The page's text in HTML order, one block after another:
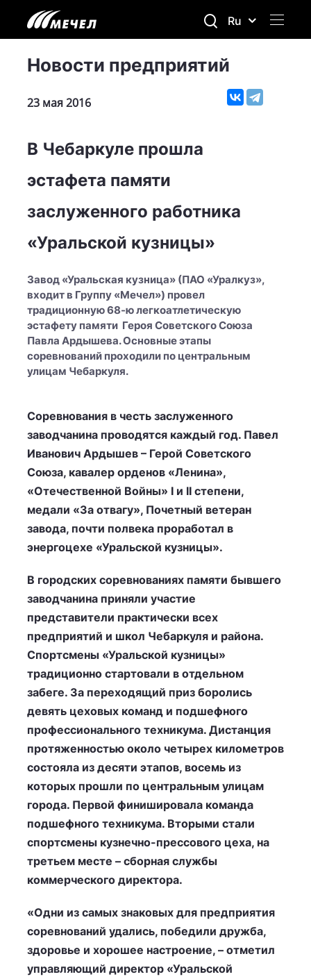
Ru
Новости предприятий
23 мая 2016
В Чебаркуле прошла
эстафета памяти
заслуженного работника
«Уральской кузницы»
Завод «Уральская кузница» (ПАО «Уралкуз»,
входит в Группу «Мечел») провел
традиционную 68-ю легкоатлетическую
эстафету памяти Героя Советского Союза
Павла Ардышева. Основные этапы
соревнований проходили по центральным
улицам Чебаркуля.
Соревнования в честь заслуженного
заводчанина проводятся каждый год. Павел
Иванович Ардышев – Герой Советского
Союза, кавалер орденов «Ленина»,
«Отечественной Войны» I и II степени,
медали «За отвагу», Почетный ветеран
завода, почти полвека проработал в
энергоцехе «Уральской кузницы».
В городских соревнованиях памяти бывшего
заводчанина приняли участие
представители практически всех
предприятий и школ Чебаркуля и района.
Спортсмены «Уральской кузницы»
традиционно стартовали в отдельном
забеге. За переходящий приз боролись
девять цеховых команд и подшефного
профессионального техникума. Дистанция
протяженностью около четырех километров
состояла из десяти этапов, восемь из
которых прошли по центральным улицам
города. Первой финишировала команда
подшефного техникума. Вторыми стали
спортсмены кузнечно-прессового цеха, на
третьем месте – сборная службы
коммерческого директора.
«Одни из самых знаковых для предприятия
соревнований удались, победили дружба,
здоровье и хорошее настроение, – отметил
управляющий директор «Уральской